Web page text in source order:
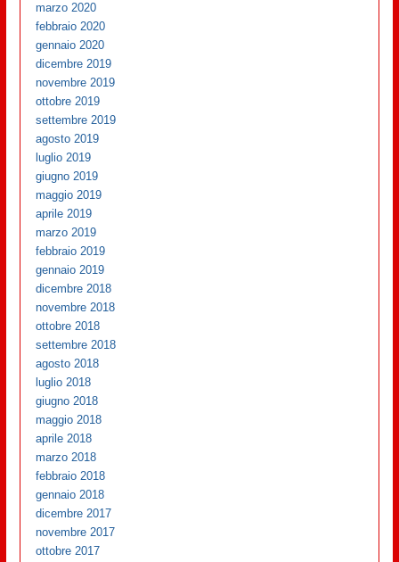
marzo 2020
febbraio 2020
gennaio 2020
dicembre 2019
novembre 2019
ottobre 2019
settembre 2019
agosto 2019
luglio 2019
giugno 2019
maggio 2019
aprile 2019
marzo 2019
febbraio 2019
gennaio 2019
dicembre 2018
novembre 2018
ottobre 2018
settembre 2018
agosto 2018
luglio 2018
giugno 2018
maggio 2018
aprile 2018
marzo 2018
febbraio 2018
gennaio 2018
dicembre 2017
novembre 2017
ottobre 2017